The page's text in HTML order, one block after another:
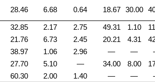
28.46 6.68 0.64 18.67 30.00
32.85 2.17 2.75 49.31 1.10
21.76 6.73 2.45 20.21 4.31
38.97 1.06 2.96 — —
27.70 5.10 — 34.00 8.00
60.30 2.00 1.40 — —